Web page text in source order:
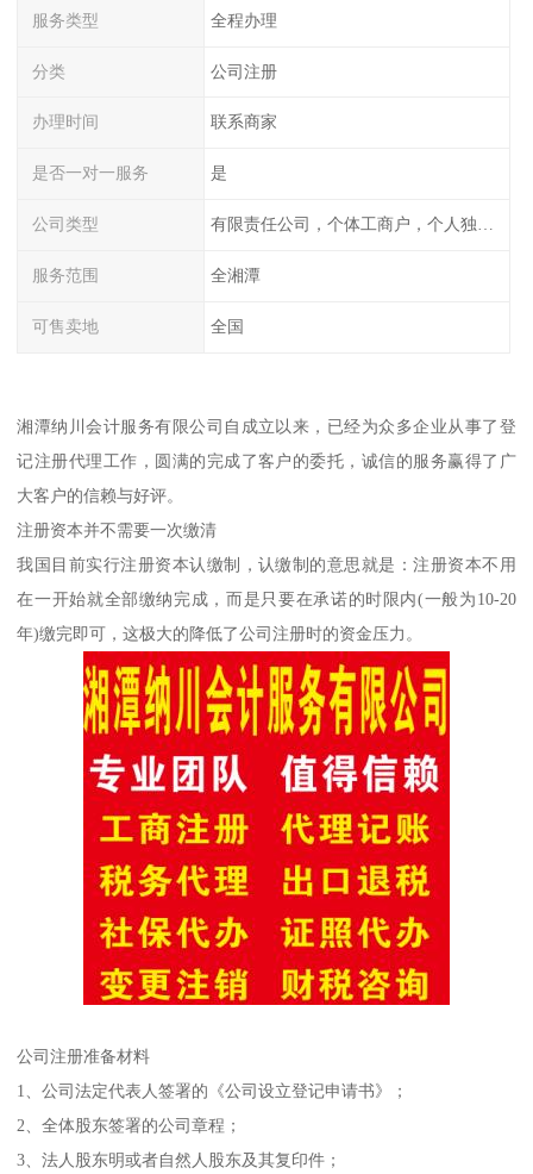
服务类型 全程办理
分类 公司注册
办理时间 联系商家
是否一对一服务 是
公司类型
服务范围 全湘潭
可售卖地 全国
湘潭纳川会计服务有限公司自成立以来，已经为众多企业从事了登
记注册代理工作，圆满的完成了客户的委托，诚信的服务赢得了广
大客户的信赖与好评。
注册资本并不需要一次缴清
我国目前实行注册资本认缴制，认缴制的意思就是：注册资本不用
在一开始就全部缴纳完成，而是只要在承诺的时限内(一般为10-20
年)缴完即可，这极大的降低了公司注册时的资金压力。
公司注册准备材料
1、公司法定代表人签署的《公司设立登记申请书》；
2、全体股东签署的公司章程；
3、法人股东明或者自然人股东及其复印件；